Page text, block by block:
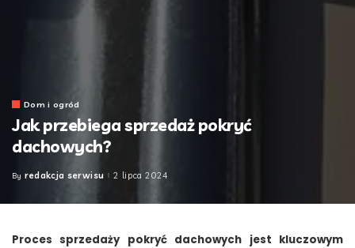
Dom i ogród
Jak przebiega sprzedaż pokryć
dachowych?
Posted
By redakcja serwisu 2 lipca 2024
Proces sprzedaży pokryć dachowych jest kluczowym